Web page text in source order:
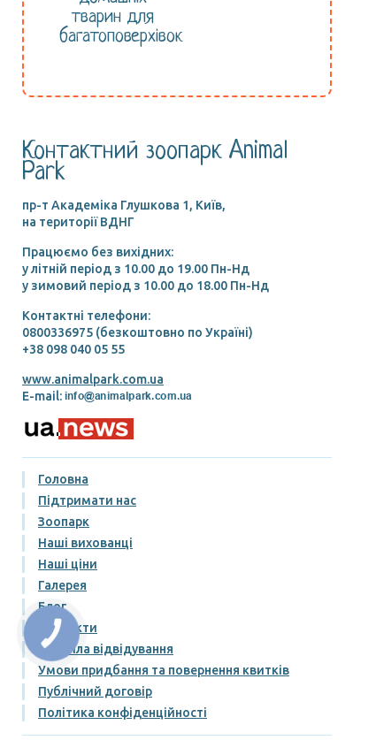
тварин для
багатоповерхівок
Контактний зоопарк Animal
Park
пр-т Академіка Глушкова 1, Київ,
на території ВДНГ
Працюємо без вихідних:
у літній період з 10.00 до 19.00 Пн-Нд
у зимовий період з 10.00 до 18.00 Пн-Нд
Контактні телефони:
0800336975 (безкоштовно по Україні)
+38 098 040 05 55
www.animalpark.com.ua
E-mail:
Головна
Підтримати нас
Зоопарк
Наші вихованці
Наші ціни
Галерея
Блог
Контакти
Правила відвідування
Умови придбання та повернення квитків
Публічний договір
Політика конфіденційності
КНОПКА
ЗВ'ЯЗКУ